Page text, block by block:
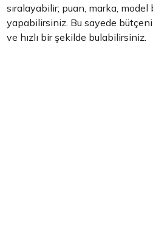
sıralayabilir; puan, marka, model
yapabilirsiniz. Bu sayede
ve hızlı bir şekilde bulabilirsiniz.